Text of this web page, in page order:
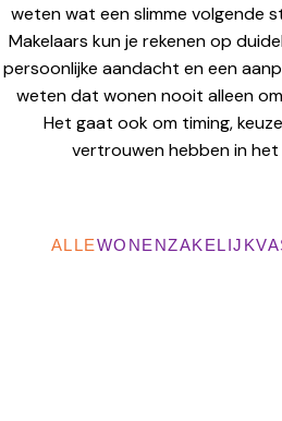
weten wat een slimme volgende
Makelaars kun je rekenen op
persoonlijke aandacht en een
weten dat wonen nooit alleen
Het gaat ook om timing,
vertrouwen hebben in
WONENZAKELIJK
ALLE